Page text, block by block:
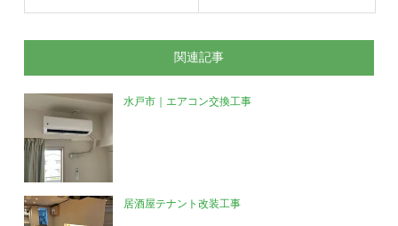
関連記事
水戸市｜エアコン交換工事
居酒屋テナント改装工事